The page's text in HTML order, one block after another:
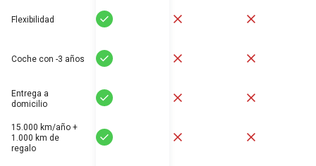
Flexibilidad Sí
Coche con -3 años Sí
Entrega a
domicilio
Sí
15.000 km/año +
1.000 km de
regalo
Sí